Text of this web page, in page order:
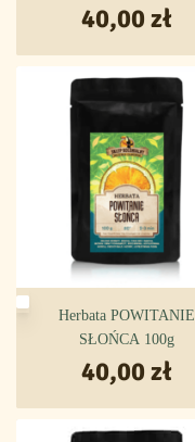
SENCHA 100g
40,00 zł
Herbata POWITANIE
SŁOŃCA 100g
40,00 zł